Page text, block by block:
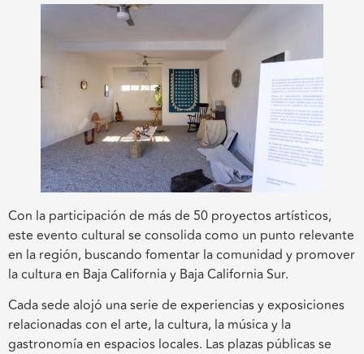
Con la participación de más de 50 proyectos artísticos,
este evento cultural se consolida como un punto relevante
en la región, buscando fomentar la comunidad y promover
la cultura en Baja California y Baja California Sur.
Cada sede alojó una serie de experiencias y exposiciones
relacionadas con el arte, la cultura, la música y la
gastronomía en espacios locales. Las plazas públicas se